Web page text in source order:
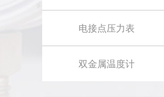
电接点压力表
双金属温度计